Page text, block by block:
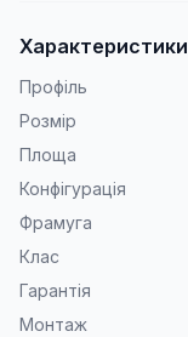
Характеристики
Профіль
Розмір
Площа
Конфігурація
Фрамуга
Клас
Гарантія
Монтаж